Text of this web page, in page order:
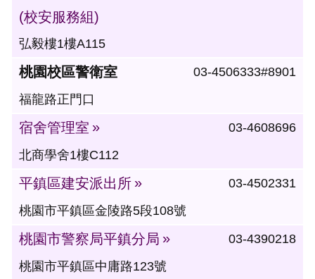
(校安服務組)
弘毅樓1樓A115
桃園校區警衛室
03-4506333#8901
福龍路正門口
宿舍管理室
03-4608696
北商學舍1樓C112
平鎮區建安派出所
03-4502331
桃園市平鎮區金陵路5段108號
桃園市警察局平鎮分局
03-4390218
桃園市平鎮區中庸路123號